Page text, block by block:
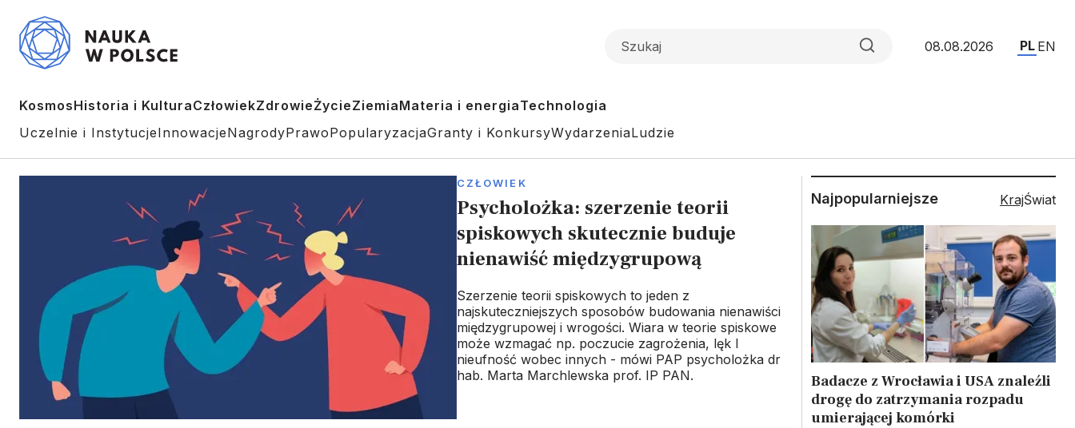
08.08.2026 PL EN
KosmosHistoria i KulturaCzłowiekZdrowieŻycieZiemiaMateria i energiaTechnologia
Uczelnie i InstytucjeInnowacjeNagrodyPrawoPopularyzacjaGranty i KonkursyWydarzeniaLudzie
CZŁOWIEK
Psycholożka: szerzenie teorii
spiskowych skutecznie buduje
nienawiść międzygrupową
Szerzenie teorii spiskowych to jeden z
najskuteczniejszych sposobów budowania nienawiści
międzygrupowej i wrogości. Wiara w teorie spiskowe
może wzmagać np. poczucie zagrożenia, lęk I
nieufność wobec innych - mówi PAP psycholożka dr
hab. Marta Marchlewska prof. IP PAN.
Najpopularniejsze KrajŚwiat
Badacze z Wrocławia i USA znaleźli
drogę do zatrzymania rozpadu
umierającej komórki